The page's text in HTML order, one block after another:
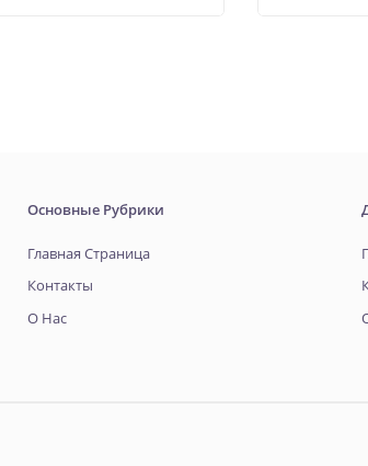
Основные Рубрики
Главная Страница
Контакты
О Нас